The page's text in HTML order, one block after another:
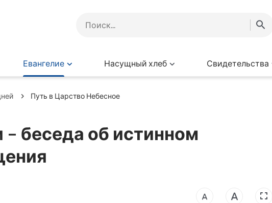
Евангелие Насущный хлеб Свидетельства
Путь в Царство Небесное
беседа об истинном